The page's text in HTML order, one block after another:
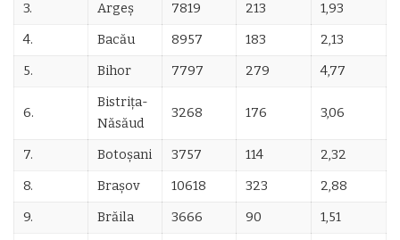
3. Argeș 7819 213 1,93
4. Bacău 8957 183 2,13
5. Bihor 7797 279 4,77
6.
Bistrița-
Năsăud
3268 176 3,06
7. Botoșani 3757 114 2,32
8. Brașov 10618 323 2,88
9. Brăila 3666 90 1,51